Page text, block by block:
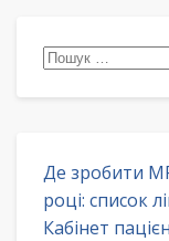
Пошук:
Де зробити
році: список
Кабінет